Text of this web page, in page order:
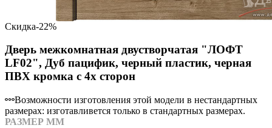
Скидка-22%
Дверь межкомнатная двустворчатая "ЛОФТ
LF02", Дуб пацифик, черный пластик, черная
ПВХ кромка с 4х сторон
Возможности изготовления этой модели в нестандартных
размерах: изготавливется только в стандартных размерах.
РАЗМЕР ММ